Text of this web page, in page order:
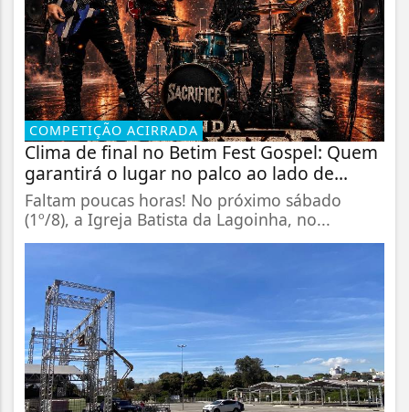
COMPETIÇÃO ACIRRADA
Clima de final no Betim Fest Gospel: Quem
garantirá o lugar no palco ao lado de...
Faltam poucas horas! No próximo sábado
(1º/8), a Igreja Batista da Lagoinha, no...